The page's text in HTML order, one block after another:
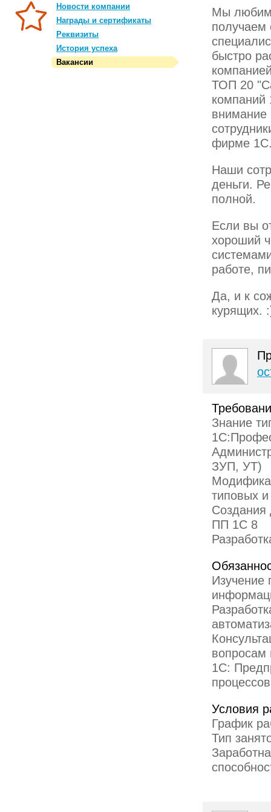
Новости компании
Награды и сертификаты
Реквизиты
История успеха
Вакансии
Мы любим
получаем
быстро
ТОП 20
внимание
фирме
Наши
деньги.
полной.
Если вы
хороший
работе,
Да, и к
курящих.
Знание
ЗУП, УТ)
типовых
Создания
ПП 1С 8
Изучение
вопросам
1С:
процессов
Условия
График
Тип